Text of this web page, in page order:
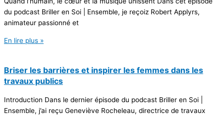
du podcast Briller en Soi | Ensemble, je reçoiz Robert Applyrs,
animateur passionné et
En lire plus »
Briser les barrières et inspirer les femmes dans les
travaux publics
Introduction Dans le dernier épisode du podcast Briller en Soi |
Ensemble, j’ai reçu Geneviève Rocheleau, directrice de travaux